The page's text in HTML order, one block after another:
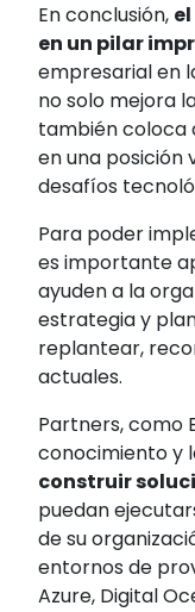
En conclusión,
en un pilar
empresarial en
no solo mejora
también coloca
en una posición
desafíos
Para poder
es importante
ayuden a la
estrategia y
replantear,
actuales.
Partners, como
conocimiento y
construir
puedan
de su
entornos de
Azure, Digital